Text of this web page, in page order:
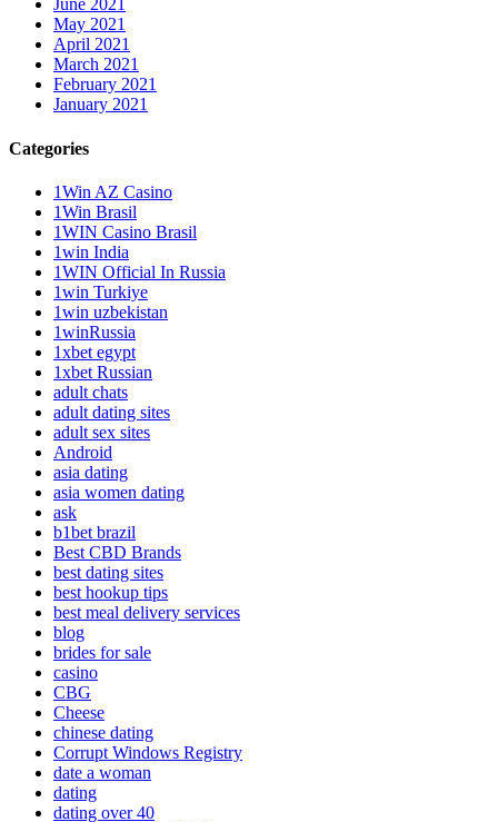
June 2021
May 2021
April 2021
March 2021
February 2021
January 2021
Categories
1Win AZ Casino
1Win Brasil
1WIN Casino Brasil
1win India
1WIN Official In Russia
1win Turkiye
1win uzbekistan
1winRussia
1xbet egypt
1xbet Russian
adult chats
adult dating sites
adult sex sites
Android
asia dating
asia women dating
ask
b1bet brazil
Best CBD Brands
best dating sites
best hookup tips
best meal delivery services
blog
brides for sale
casino
CBG
Cheese
chinese dating
Corrupt Windows Registry
date a woman
dating
dating over 40